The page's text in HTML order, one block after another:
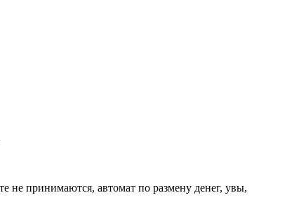
не принимаются, автомат по размену денег, увы,